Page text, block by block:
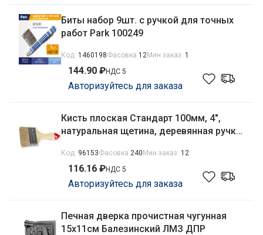
Биты набор 9шт. с ручкой для точных
работ Park 100249
Код: 1460198Фасовка 12Мин заказ: 1
144.90 ₽НДС 5
Авторизуйтесь для заказа
Кисть плоская Стандарт 100мм, 4",
натуральная щетина, деревянная ручка
Код: 96153Фасовка 240Мин заказ: 12
116.16 ₽НДС 5
Авторизуйтесь для заказа
Печная дверка прочистная чугунная
15х11см Балезинский ЛМЗ ДПР